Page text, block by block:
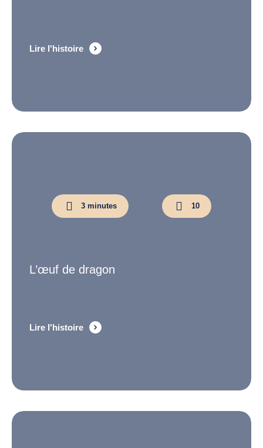
Lire l'histoire
3 minutes 10
L’œuf de dragon
Lire l'histoire